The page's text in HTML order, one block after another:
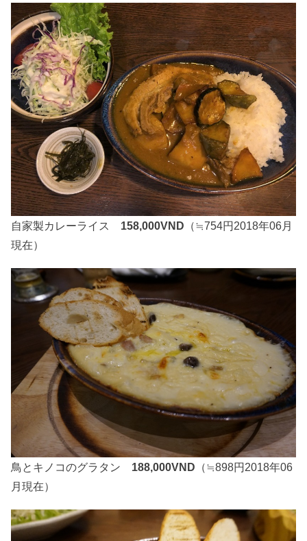
自家製カレーライス 158,000VND （≒754円2018年06月
現在）
鳥とキノコのグラタン 188,000VND （≒898円2018年06
月現在）